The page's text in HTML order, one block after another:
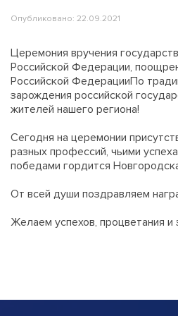
Опубликовано: 22.09.2021
Церемония вручения
Российской Федерации,
Российской ФедерацииПо
зарождения российской
жителей нашего региона!
Сегодня на церемонии
разных профессий, чьими
победами гордится
От всей души поздравляем
Желаем успехов, процветания и